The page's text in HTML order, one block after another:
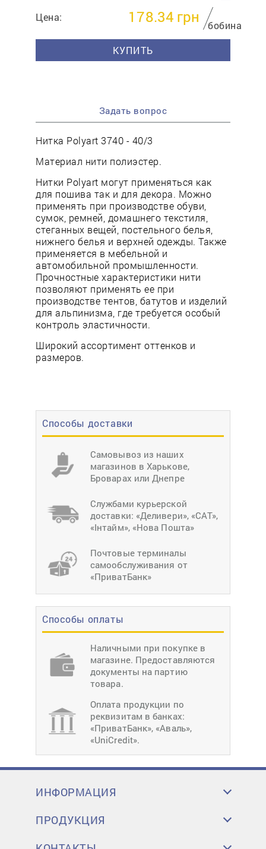
Способы доставки
Самовывоз из наших
магазинов в Харькове,
Броварах или Днепре
Службами курьерской
доставки: «Деливери», «САТ»,
«Інтайм», «Нова Пошта»
Почтовые терминалы
самообслуживания от
«ПриватБанк»
Способы оплаты
Наличными при покупке в
магазине. Предоставляются
документы на партию
товара.
Оплата продукции по
реквизитам в банках:
«ПриватБанк», «Аваль»,
«UniCredit».
Цена: 178.34 грн
бобина
КУПИТЬ
Задать вопрос
Нитка Polyart 3740 - 40/3
Материал нити полиэстер.
Нитки Polyart могут применяться как
для пошива так и для декора. Можно
применять при производстве обуви,
сумок, ремней, домашнего текстиля,
стеганных вещей, постельного белья,
нижнего белья и верхней одежды. Также
применяется в мебельной и
автомобильной промышленности.
Прочностные характеристики нити
позволяют применять ее при
производстве тентов, батутов и изделий
для альпинизма, где требуется особый
контроль эластичности.
Широкий ассортимент оттенков и
размеров.
ИНФОРМАЦИЯ
ПРОДУКЦИЯ